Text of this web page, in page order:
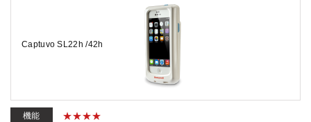
Captuvo SL22h /42h
機能